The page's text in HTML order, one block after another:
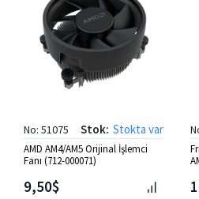
No: 51075 Stok: Stokta var
AMD AM4/AM5 Orijinal İşlemci
Fanı (712-000071)
9,50$